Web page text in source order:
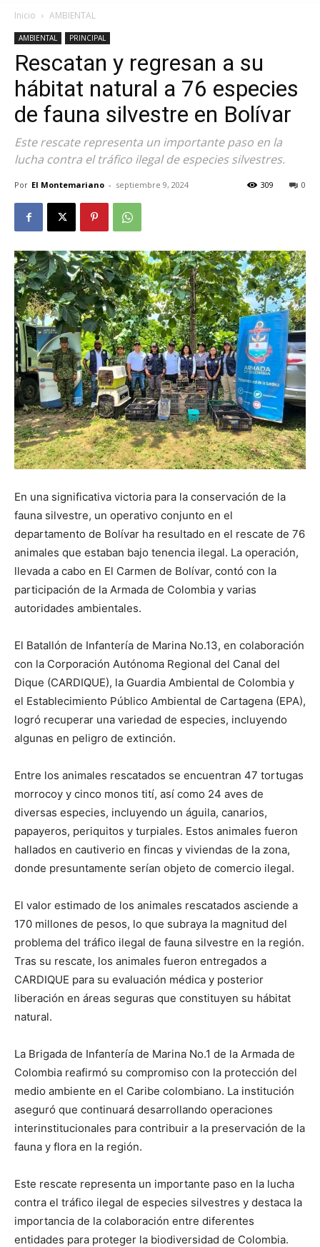
Inicio AMBIENTAL
AMBIENTAL PRINCIPAL
Rescatan y regresan a su
hábitat natural a 76 especies
de fauna silvestre en Bolívar
Este rescate representa un importante paso en la
lucha contra el tráfico ilegal de especies silvestres.
Por El Montemariano - septiembre 9, 2024 0
309
En una significativa victoria para la conservación de la
fauna silvestre, un operativo conjunto en el
departamento de Bolívar ha resultado en el rescate de 76
animales que estaban bajo tenencia ilegal. La operación,
llevada a cabo en El Carmen de Bolívar, contó con la
participación de la Armada de Colombia y varias
autoridades ambientales.
El Batallón de Infantería de Marina No.13, en colaboración
con la Corporación Autónoma Regional del Canal del
Dique (CARDIQUE), la Guardia Ambiental de Colombia y
el Establecimiento Público Ambiental de Cartagena (EPA),
logró recuperar una variedad de especies, incluyendo
algunas en peligro de extinción.
Entre los animales rescatados se encuentran 47 tortugas
morrocoy y cinco monos tití, así como 24 aves de
diversas especies, incluyendo un águila, canarios,
papayeros, periquitos y turpiales. Estos animales fueron
hallados en cautiverio en fincas y viviendas de la zona,
donde presuntamente serían objeto de comercio ilegal.
El valor estimado de los animales rescatados asciende a
170 millones de pesos, lo que subraya la magnitud del
problema del tráfico ilegal de fauna silvestre en la región.
Tras su rescate, los animales fueron entregados a
CARDIQUE para su evaluación médica y posterior
liberación en áreas seguras que constituyen su hábitat
natural.
La Brigada de Infantería de Marina No.1 de la Armada de
Colombia reafirmó su compromiso con la protección del
medio ambiente en el Caribe colombiano. La institución
aseguró que continuará desarrollando operaciones
interinstitucionales para contribuir a la preservación de la
fauna y flora en la región.
Este rescate representa un importante paso en la lucha
contra el tráfico ilegal de especies silvestres y destaca la
importancia de la colaboración entre diferentes
entidades para proteger la biodiversidad de Colombia.